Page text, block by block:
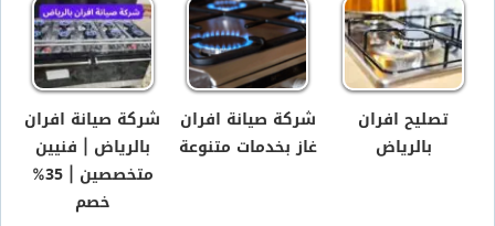
تصليح افران
بالرياض
شركة صيانة افران
غاز بخدمات متنوعة
شركة صيانة افران
بالرياض | فنيين
متخصصين | 35%
خصم